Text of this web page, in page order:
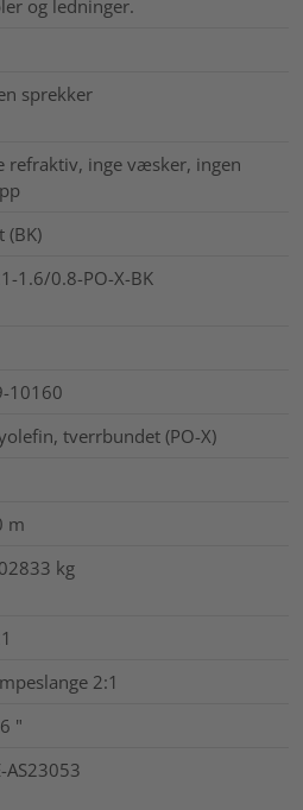
og ledninger.
sprekker
refraktiv, inge væsker, ingen
(BK)
1.6/0.8-PO-X-BK
10160
tverrbundet (PO-X)
m
kg
2:1
"
AS23053